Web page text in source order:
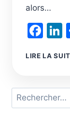
alors…
LIRE LA
Rechercher :